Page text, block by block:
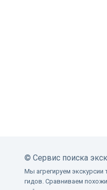
© Сервис поиска
Мы агрегируем
гидов. Сравниваем